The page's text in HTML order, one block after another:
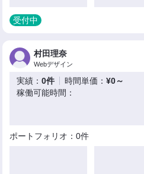
受付中
村田理奈
Webデザイン
実績：0件 時間単価：¥0～
稼働可能時間：
ポートフォリオ：0件